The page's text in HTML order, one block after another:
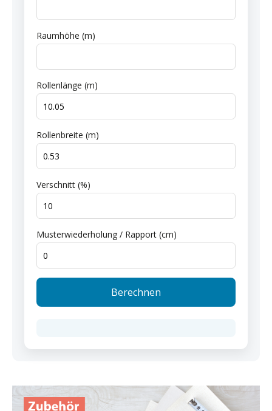
Raumhöhe (m)
Rollenlänge (m)
Rollenbreite (m)
Verschnitt (%)
Musterwiederholung / Rapport (cm)
Berechnen